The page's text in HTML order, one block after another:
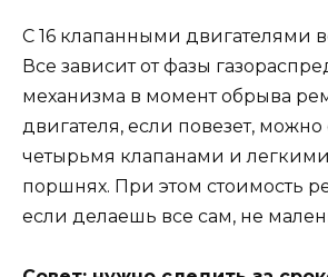
С 16 клапанными двигателями
Все зависит от фазы
механизма в момент обрыва
двигателя, если повезет, можно
четырьмя клапанами и
поршнях. При этом стоимость
если делаешь все сам, не